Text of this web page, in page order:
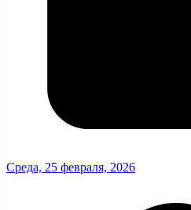
Среда, 25 февраля, 2026